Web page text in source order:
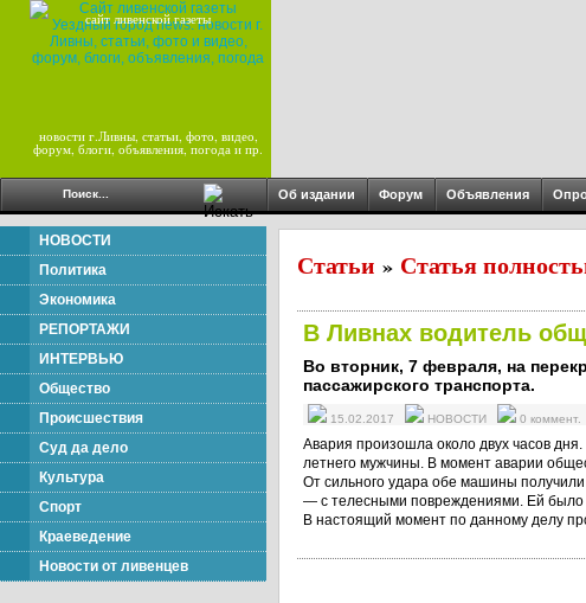
сайт ливенской газеты
новости г.Ливны, статьи, фото, видео,
форум, блоги, объявления, погода и пр.
Об издании Форум Объявления
НОВОСТИ
Политика
Экономика
РЕПОРТАЖИ
ИНТЕРВЬЮ
Общество
Происшествия
Суд да дело
Культура
Спорт
Краеведение
Новости от ливенцев
Статьи » Статья
В Ливнах водитель
Во вторник, 7 февраля, на
пассажирского транспорта.
15.02.2017 НОВОСТИ 0 коммент.
Авария произошла около двух часов
летнего мужчины. В момент аварии
От сильного удара обе машины
— с телесными повреждениями. Ей было
В настоящий момент по данному делу